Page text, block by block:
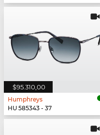
$95.310,00
Humphreys
HU 585343 - 37